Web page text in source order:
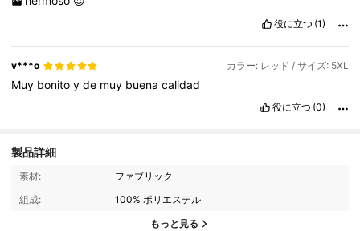
役に立つ (1)
v***o カラー: レッド / サイズ: 5XL
Muy bonitoyde muy buenacalidad
役に立つ (0)
製品詳細
素材:
ファブリック
組成:
100% ポリエステル
もっと見る
607K フォロワー